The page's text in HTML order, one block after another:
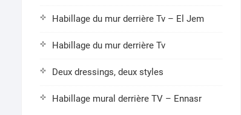
Habillage du mur derrière Tv – El Jem
Habillage du mur derrière Tv
Deux dressings, deux styles
Habillage mural derrière TV – Ennasr